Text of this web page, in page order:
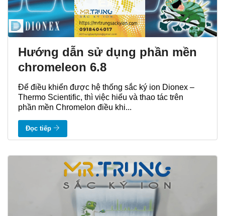
Hướng dẫn sử dụng phần mền
chromeleon 6.8
Để điều khiển được hệ thống sắc ký ion Dionex –
Thermo Scientific, thì việc hiểu và thao tác trên
phần mền Chromelon điều khi...
Đọc tiếp